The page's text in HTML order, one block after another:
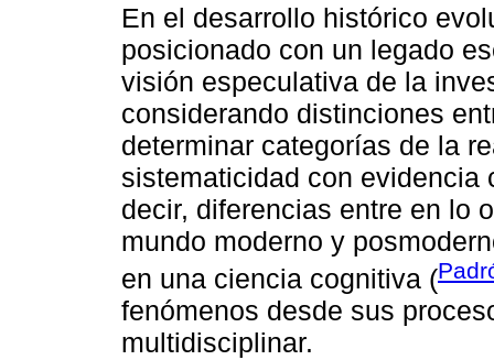
En el desarrollo histórico
posicionado con un legado
visión especulativa de la
considerando distinciones
determinar categorías de la
sistematicidad con evidencia
decir, diferencias entre en lo
mundo moderno y
en una ciencia cognitiva (
fenómenos desde sus
multidisciplinar.